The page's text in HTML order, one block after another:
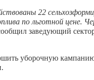
22
по льготной цене.
заведующий
уборочную